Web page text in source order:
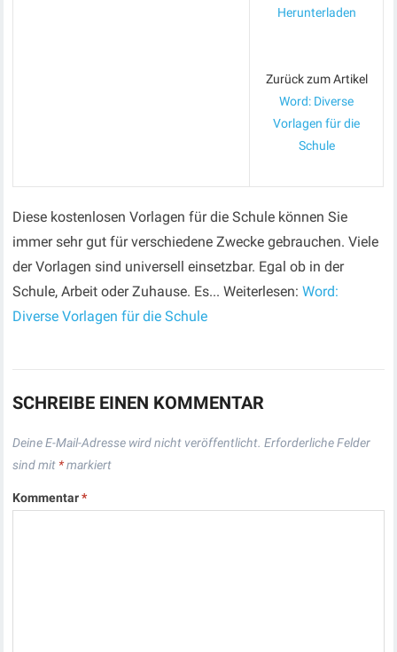
Herunterladen
Zurück zum Artikel
Word: Diverse
Vorlagen für die
Schule
Diese kostenlosen Vorlagen für die Schule können Sie
immer sehr gut für verschiedene Zwecke gebrauchen. Viele
der Vorlagen sind universell einsetzbar. Egal ob in der
Schule, Arbeit oder Zuhause. Es... Weiterlesen:Word:
Diverse Vorlagen für die Schule
SCHREIBE EINEN KOMMENTAR
Deine E-Mail-Adresse wird nicht veröffentlicht. Erforderliche Felder
sind mit *markiert
Kommentar*